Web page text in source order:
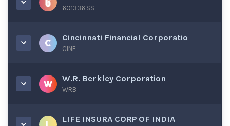
601336.SS
Cincinnati Financial Corporatio
CINF
W.R. Berkley Corporation
WRB
LIFE INSURA CORP OF INDIA